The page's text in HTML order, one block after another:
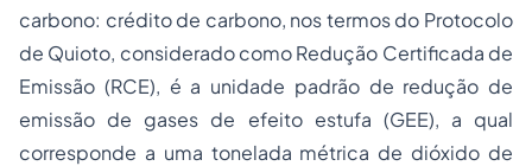
carbono: crédito de carbono, nos termos do Protocolo
de Quioto, considerado como Redução Certificada de
Emissão (RCE), é a unidade padrão de redução de
emissão de gases de efeito estufa (GEE), a qual
corresponde a uma tonelada métrica de dióxido de